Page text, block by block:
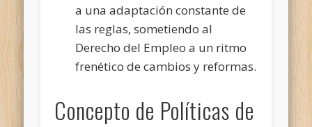
a una adaptación constante de
las reglas, sometiendo al
Derecho del Empleo a un ritmo
frenético de cambios y reformas.
Concepto de Políticas de